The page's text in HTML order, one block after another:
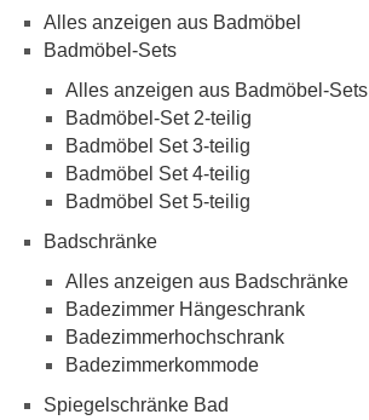
Alles anzeigen aus Badmöbel
Badmöbel-Sets
Alles anzeigen aus Badmöbel-Sets
Badmöbel-Set 2-teilig
Badmöbel Set 3-teilig
Badmöbel Set 4-teilig
Badmöbel Set 5-teilig
Badschränke
Alles anzeigen aus Badschränke
Badezimmer Hängeschrank
Badezimmerhochschrank
Badezimmerkommode
Spiegelschränke Bad